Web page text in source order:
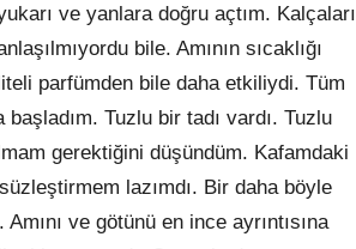
ve yanlara doğru açtım. Kalçaları
bile. Amının sıcaklığı
parfümden bile daha etkiliydi. Tüm
Tuzlu bir tadı vardı. Tuzlu
gerektiğini düşündüm. Kafamdaki
lazımdı. Bir daha böyle
ve götünü en ince ayrıntısına